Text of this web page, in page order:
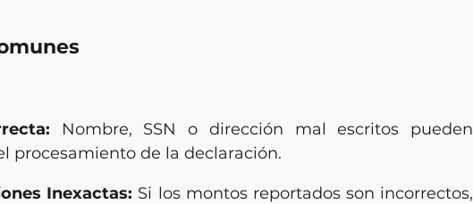
Nombre, SSN o dirección mal escritos pueden
procesamiento de la declaración.
Inexactas: Si los montos reportados son incorrectos,